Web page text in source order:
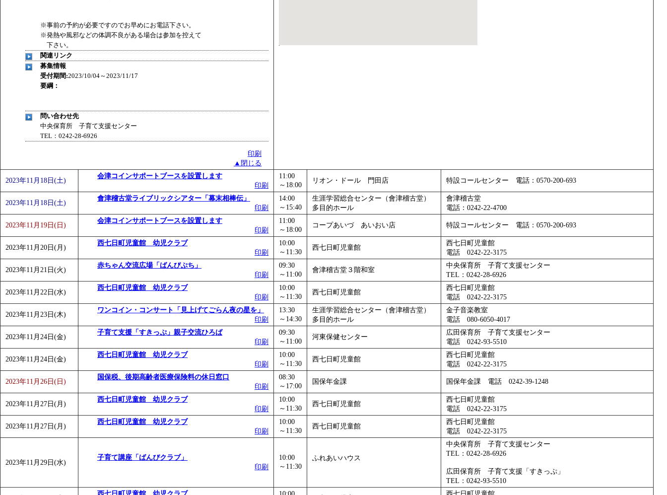
※事前の予約が必要ですのでお早めにお電話下さい。
※発熱や風邪などの体調不良がある場合は参加を控えて
下さい。
関連リンク
募集情報
受付期間:2023/10/04～2023/11/17
要綱：
問い合わせ先
中央保育所 子育て支援センター
TEL：0242-28-6926
印刷
▲閉じる
2023年11月18日(土)
会津コインサポートブースを設置します
印刷
11:00
～18:00
リオン・ドール 門田店 特設コールセンター 電話：0570-200-693
2023年11月18日(土)
會津稽古堂ライブリックシアター「幕末相棒伝」
印刷
14:00
～15:40
生涯学習総合センター（會津稽古堂）
多目的ホール
會津稽古堂
電話：0242-22-4700
2023年11月19日(日)
会津コインサポートブースを設置します
印刷
11:00
～18:00
コープあいづ あいおい店 特設コールセンター 電話：0570-200-693
2023年11月20日(月)
西七日町児童館 幼児クラブ
印刷
10:00
～11:30
西七日町児童館
西七日町児童館
電話 0242-22-3175
2023年11月21日(火)
赤ちゃん交流広場「ばんびぷち」
印刷
09:30
～11:00
會津稽古堂３階和室
中央保育所 子育て支援センター
TEL：0242-28-6926
2023年11月22日(水)
西七日町児童館 幼児クラブ
印刷
10:00
～11:30
西七日町児童館
西七日町児童館
電話 0242-22-3175
2023年11月23日(木)
ワンコイン・コンサート「見上げてごらん夜の星を」
印刷
13:30
～14:30
生涯学習総合センター（會津稽古堂）
多目的ホール
金子音楽教室
電話 080-6050-4017
2023年11月24日(金)
子育て支援「すきっぷ」親子交流ひろば
印刷
09:30
～11:00
河東保健センター
広田保育所 子育て支援センター
電話 0242-93-5510
2023年11月24日(金)
西七日町児童館 幼児クラブ
印刷
10:00
～11:30
西七日町児童館
西七日町児童館
電話 0242-22-3175
2023年11月26日(日)
国保税、後期高齢者医療保険料の休日窓口
印刷
08:30
～17:00
国保年金課 国保年金課 電話 0242-39-1248
2023年11月27日(月)
西七日町児童館 幼児クラブ
印刷
10:00
～11:30
西七日町児童館
西七日町児童館
電話 0242-22-3175
2023年11月27日(月)
西七日町児童館 幼児クラブ
印刷
10:00
～11:30
西七日町児童館
西七日町児童館
電話 0242-22-3175
2023年11月29日(水)
子育て講座「ばんびクラブ」
印刷
10:00
～11:30
ふれあいハウス
中央保育所 子育て支援センター
TEL：0242-28-6926
広田保育所 子育て支援「すきっぷ」
TEL：0242-93-5510